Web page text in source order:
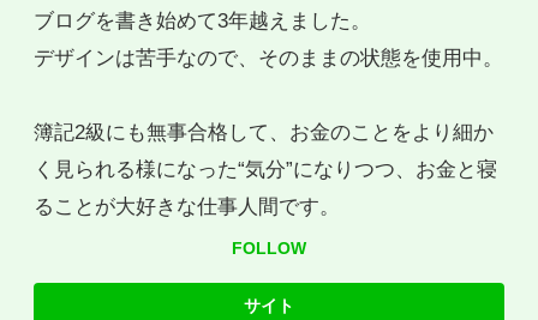
ブログを書き始めて3年越えました。
デザインは苦手なので、そのままの状態を使用中。
簿記2級にも無事合格して、お金のことをより細か
く見られる様になった“気分”になりつつ、お金と寝
ることが大好きな仕事人間です。
FOLLOW